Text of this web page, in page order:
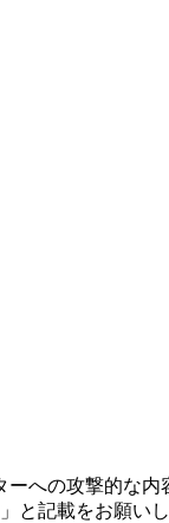
への攻撃的な内
と記載をお願いし